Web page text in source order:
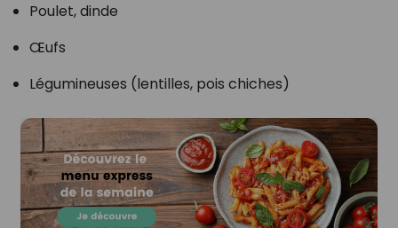
Poulet, dinde
Œufs
Légumineuses (lentilles, pois chiches)